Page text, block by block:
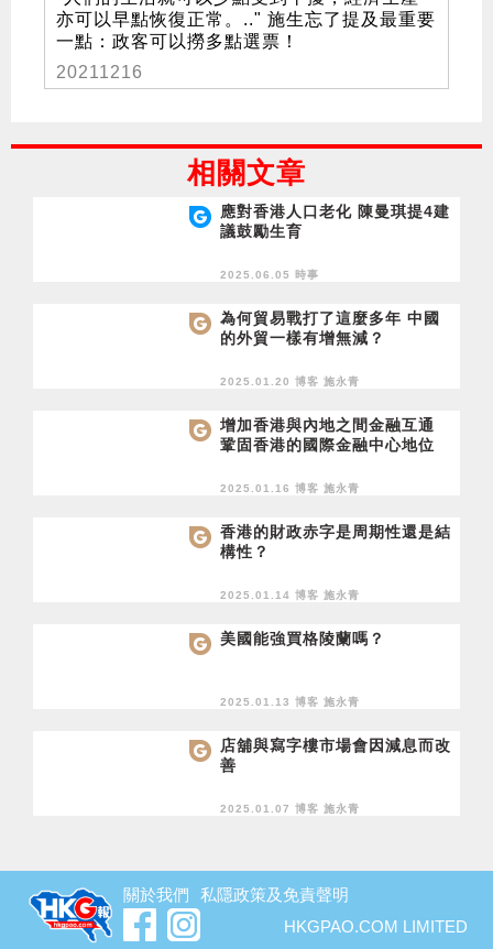
亦可以早點恢復正常。.." 施生忘了提及最重要
一點：政客可以撈多點選票！
20211216
相關文章
應對香港人口老化 陳曼琪提4建
議鼓勵生育
2025.06.05 時事
為何貿易戰打了這麼多年 中國
的外貿一樣有增無減？
2025.01.20 博客 施永青
增加香港與內地之間金融互通
鞏固香港的國際金融中心地位
2025.01.16 博客 施永青
香港的財政赤字是周期性還是結
構性？
2025.01.14 博客 施永青
美國能強買格陵蘭嗎？
2025.01.13 博客 施永青
店舖與寫字樓市場會因減息而改
善
2025.01.07 博客 施永青
關於我們
私隱政策及免責聲明
HKGPAO.COM LIMITED